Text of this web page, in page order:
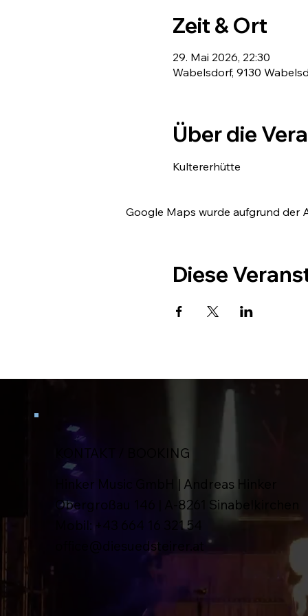
Zeit & Ort
29. Mai 2026, 22:30
Wabelsdorf, 9130
Über die
Kultererhütte
Google Maps wurde aufgrund der
Diese
KONTAKT / BOOKING
Hinker Music GmbH | Andreas Hinker
Obergroßau 146 | A-8261 Sinabelkirchen
Mobil: +43 664 16 321 54
office@diesuedsteirer.at